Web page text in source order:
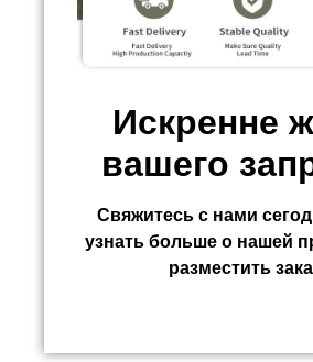
Искренне
вашего
Свяжитесь с нами
узнать больше о нашей
разместить